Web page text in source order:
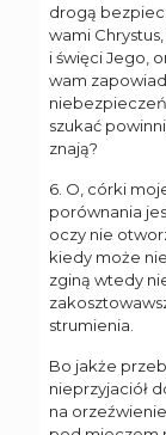
drogą
wami
i święci Jego,
wam
szukać
znają?
6. O, córki
porównania
oczy nie
kiedy może
zginą wtedy
strumienia.
Bo jakże
nieprzyjaciół
na